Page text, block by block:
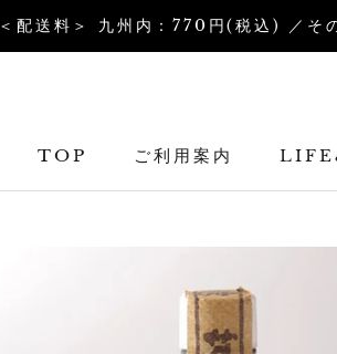
＜配送料＞ 九州内：770円(税込) ／そ
TOP
ご利用案内